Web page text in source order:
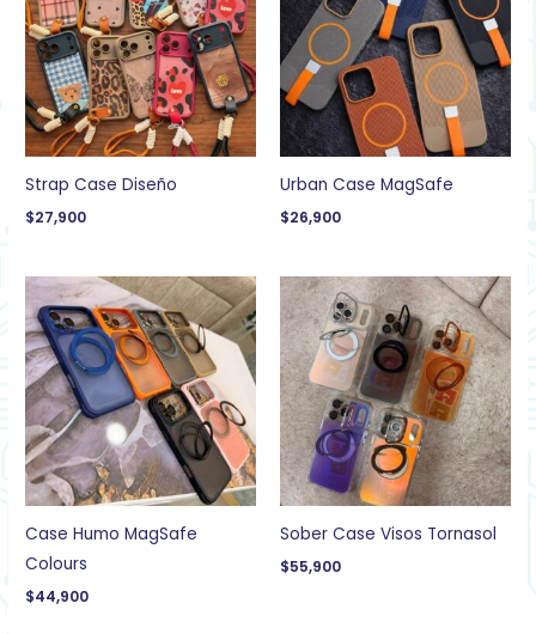
Strap Case Diseño
$27,900
Urban Case MagSafe
$26,900
Case Humo MagSafe
Colours
$44,900
Sober Case Visos Tornasol
$55,900